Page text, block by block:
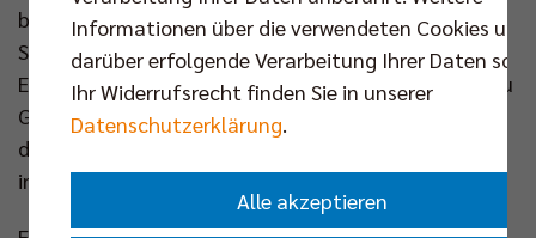
boten die befreundeten Vereine dem Publikum fünf
Sätze – beim Pokalfinale 2025 mit dem besseren
Ende für die Hauptstädter, zuletzt in der Hinrunde zu
Gunsten von Düren. Für dieses Spitzenspiel gegen
den Ex-Berliner Robin Baghdady und sein Team ist
inzwischen auch derOberrang geöffnet.
Informationen über die verwendeten Cookies und
darüber erfolgende Verarbeitung Ihrer Daten
Ihr Widerrufsrecht finden Sie in unserer
Datenschutzerklärung.
Alle akzeptieren